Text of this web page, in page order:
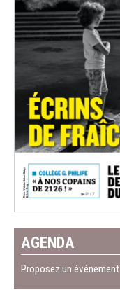
AGENDA
Proposez un événement